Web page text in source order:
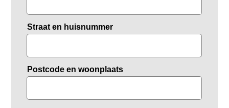
Straat en huisnummer
Postcode en woonplaats